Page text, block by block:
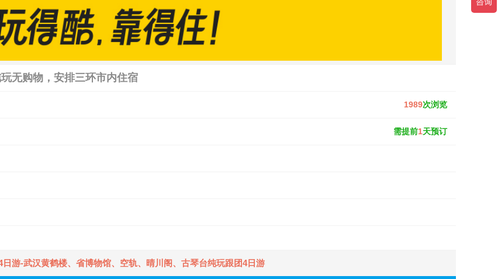
无购物，安排三环市内住宿
1989次浏览
需提前1天预订
日游-武汉黄鹤楼、省博物馆、空轨、晴川阁、古琴台纯玩跟团4日游